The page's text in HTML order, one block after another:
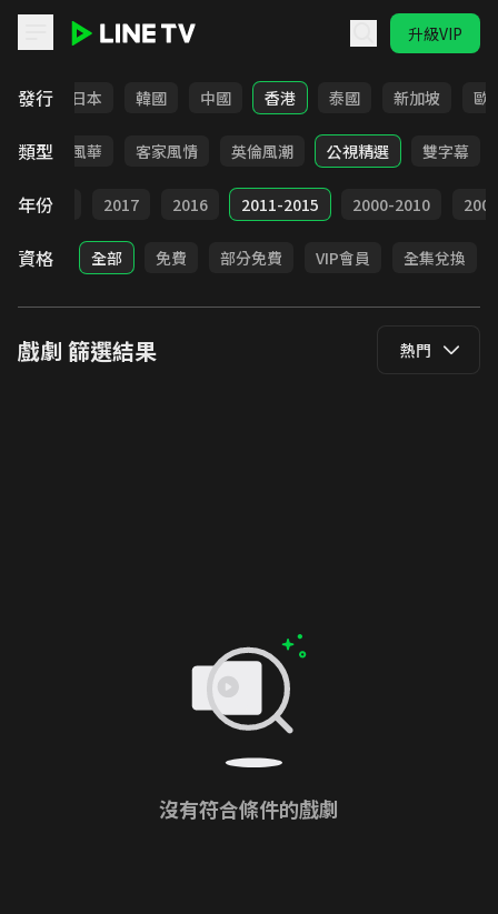
升級VIP
發行
台灣 日本 韓國 中國 香港 泰國 新加坡 歐
類型台語風華 客家風情 英倫風潮 公視精選 雙字幕
年份
2018 2017 2016 2011-2015 2000-2010
資格 全部 免費 部分免費 VIP會員 全集兌換
戲劇 篩選結果 熱門
沒有符合條件的戲劇